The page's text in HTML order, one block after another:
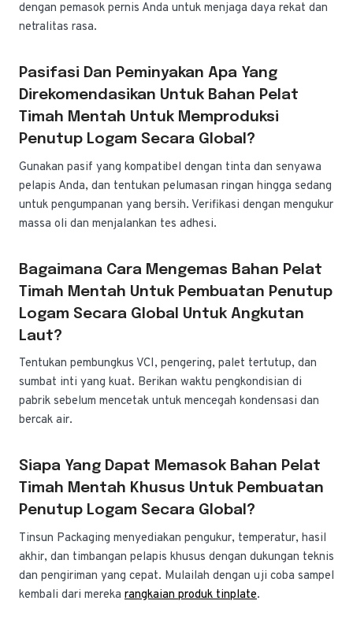
dengan pemasok pernis Anda untuk menjaga daya rekat dan
netralitas rasa.
Pasifasi Dan Peminyakan Apa Yang
Direkomendasikan Untuk Bahan Pelat
Timah Mentah Untuk Memproduksi
Penutup Logam Secara Global?
Gunakan pasif yang kompatibel dengan tinta dan senyawa
pelapis Anda, dan tentukan pelumasan ringan hingga sedang
untuk pengumpanan yang bersih. Verifikasi dengan mengukur
massa oli dan menjalankan tes adhesi.
Bagaimana Cara Mengemas Bahan Pelat
Timah Mentah Untuk Pembuatan Penutup
Logam Secara Global Untuk Angkutan
Laut?
Tentukan pembungkus VCI, pengering, palet tertutup, dan
sumbat inti yang kuat. Berikan waktu pengkondisian di
pabrik sebelum mencetak untuk mencegah kondensasi dan
bercak air.
Siapa Yang Dapat Memasok Bahan Pelat
Timah Mentah Khusus Untuk Pembuatan
Penutup Logam Secara Global?
Tinsun Packaging menyediakan pengukur, temperatur, hasil
akhir, dan timbangan pelapis khusus dengan dukungan teknis
dan pengiriman yang cepat. Mulailah dengan uji coba sampel
kembali dari mereka rangkaian produk tinplate.